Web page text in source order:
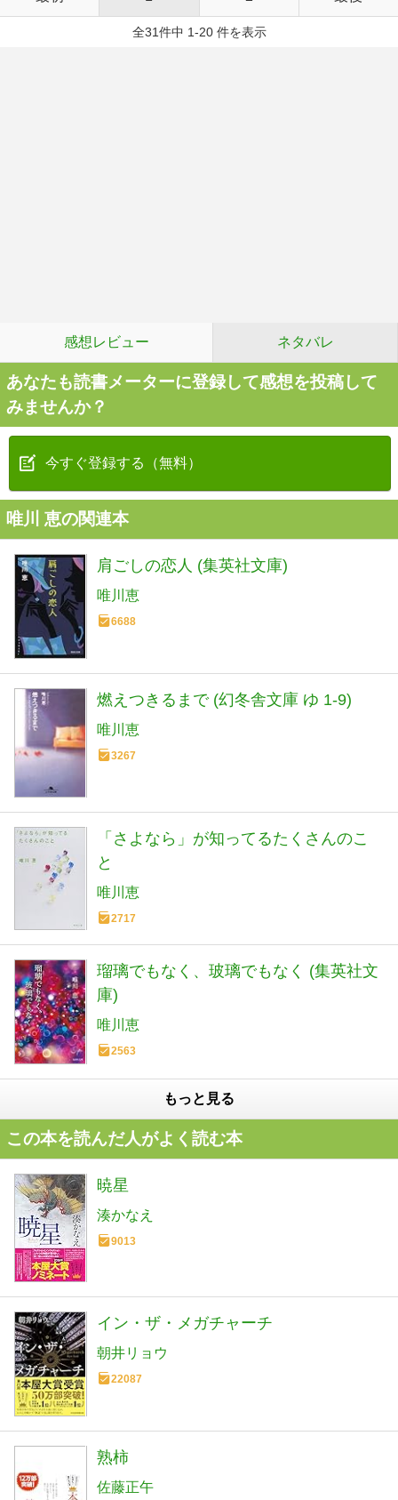
全31件中 1-20 件を表示
感想レビュー ネタバレ
あなたも読書メーターに登録して感想を投稿して
みませんか？
今すぐ登録する（無料）
唯川 恵の関連本
肩ごしの恋人 (集英社文庫)
唯川恵
6688
燃えつきるまで (幻冬舎文庫 ゆ 1-9)
唯川恵
3267
「さよなら」が知ってるたくさんのこ
と
唯川恵
2717
瑠璃でもなく、玻璃でもなく (集英社文
庫)
唯川恵
2563
もっと見る
この本を読んだ人がよく読む本
暁星
湊かなえ
9013
イン・ザ・メガチャーチ
朝井リョウ
22087
熟柿
佐藤正午